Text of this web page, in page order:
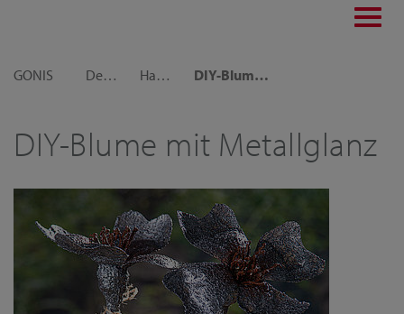
GONIS
Dekoideen Haus und Garten DIY-Blume mit Metallglanz
DIY-Blume mit Metallglanz